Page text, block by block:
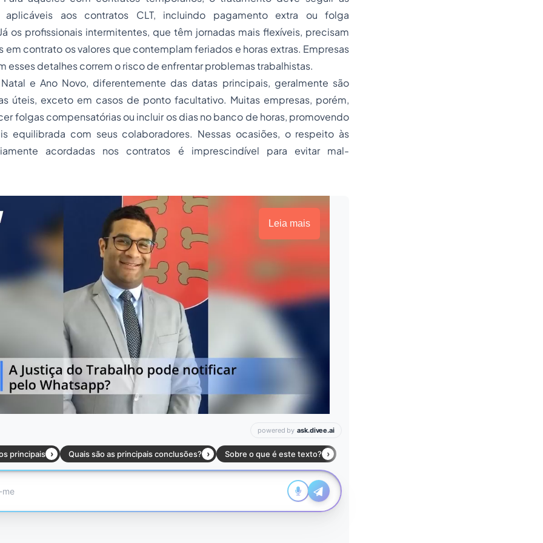
aplicáveis aos contratos CLT, incluindo pagamento extra ou folga
os profissionais intermitentes, que têm jornadas mais flexíveis, precisam
contrato os valores que contemplam feriados e horas extras. Empresas
esses detalhes correm o risco de enfrentar problemas trabalhistas.
e Ano Novo, diferentemente das datas principais, geralmente são
úteis, exceto em casos de ponto facultativo. Muitas empresas, porém,
folgas compensatórias ou incluir os dias no banco de horas, promovendo
equilibrada com seus colaboradores. Nessas ocasiões, o respeito às
acordadas nos contratos é imprescindível para evitar mal-
Leia mais